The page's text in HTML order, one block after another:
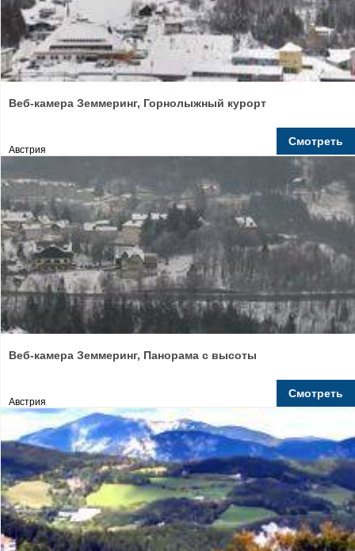
Веб-камера Земмеринг, Горнолыжный курорт
Австрия
Смотреть
Веб-камера Земмеринг, Панорама с высоты
Австрия
Смотреть